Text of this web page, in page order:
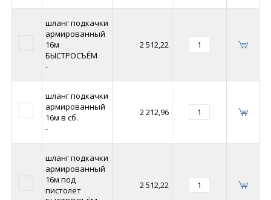
шланг подкачки
армированный
16м
БЫСТРОСЪЁМ
-
2 512,22
шланг подкачки
армированный
16м в сб.
-
2 212,96
шланг подкачки
армированный
16м под
пистолет
2 512,22